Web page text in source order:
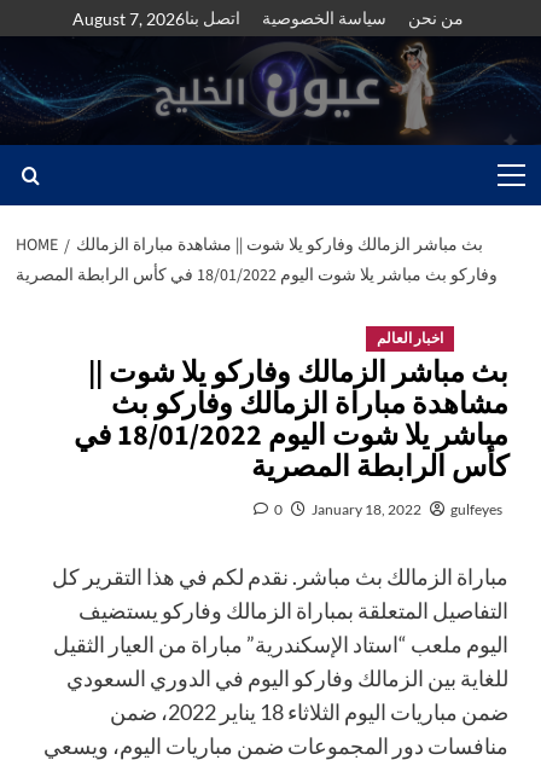
to
content
August 7, 2026اتصل بنا سياسة الخصوصية من نحن
Menu
HOME
بث مباشر الزمالك وفاركو يلا شوت || مشاهدة مباراة الزمالك
وفاركو بث مباشر يلا شوت اليوم 18/01/2022 في كأس الرابطة المصرية
اخبار العالم
بث مباشر الزمالك وفاركو يلا شوت ||
مشاهدة مباراة الزمالك وفاركو بث
مباشر يلا شوت اليوم 18/01/2022 في
كأس الرابطة المصرية
gulfeyes
January 18, 2022
0
مباراة الزمالك بث مباشر. نقدم لكم في هذا التقرير كل
التفاصيل المتعلقة بمباراة الزمالك وفاركو يستضيف
اليوم ملعب “استاد الإسكندرية” مباراة من العيار الثقيل
للغاية بين الزمالك وفاركو اليوم في الدوري السعودي
ضمن مباريات اليوم الثلاثاء 18 يناير 2022، ضمن
منافسات دور المجموعات ضمن مباريات اليوم، ويسعي